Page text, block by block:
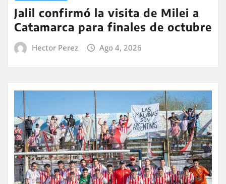
Jalil confirmó la visita de Milei a
Catamarca para finales de octubre
Hector Perez Ago 4, 2026